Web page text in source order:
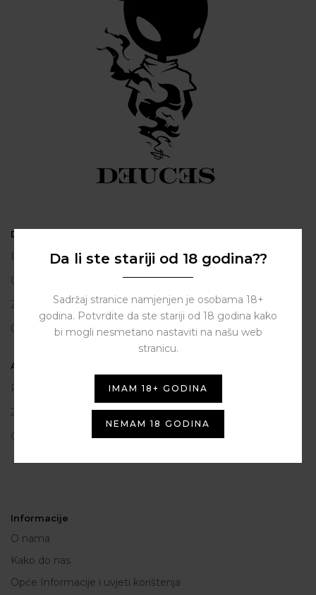
DEUCES
Polačišće 2
City Gallery
Zadar
098 163 2222
ASSIST HUB d.o.o.
Put vrljuge 13
23206 Sukošan
OIB: 80250945864
Informacije
O nama
Kako do nas
Opće Informacije i uvjeti korištenja
Da li ste stariji od 18 godina??
Sadržaj stranice namjenjen je osobama 18+
godina. Potvrdite da ste stariji od 18 godina kako
bi mogli nesmetano nastaviti na našu web
stranicu.
IMAM 18+ GODINA
NEMAM 18 GODINA